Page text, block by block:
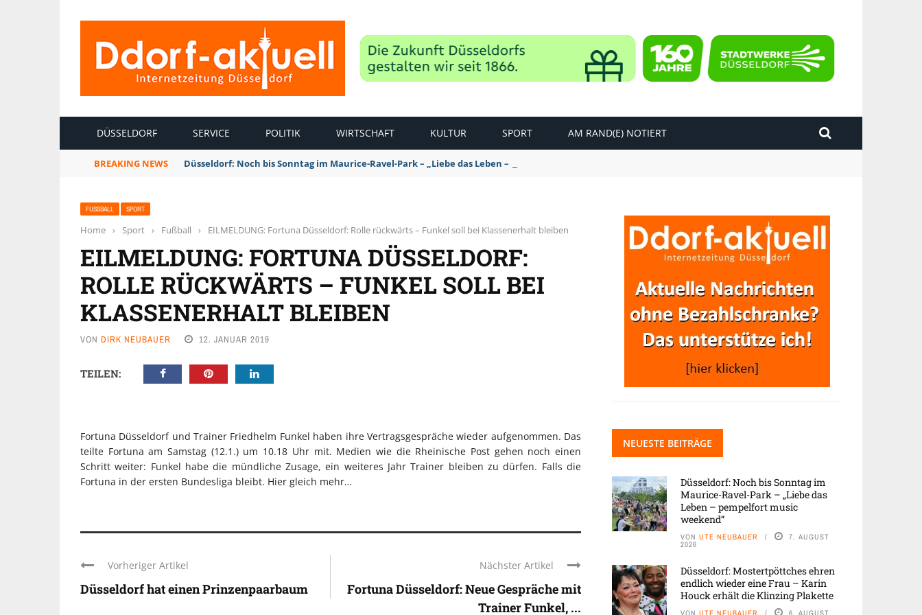
DÜSSELDORF SERVICE POLITIK WIRTSCHAFT KULTUR SPORT AM RAND(E) NOTIERT
BREAKING NEWS Düsseldorf: Noch bis Sonntag im Maurice-Ravel-Park – „Liebe das Leben – pempelfort music weekend“
FUSSBALL SPORT
Home › Sport › Fußball › EILMELDUNG: Fortuna Düsseldorf: Rolle rückwärts – Funkel soll bei Klassenerhalt bleiben
EILMELDUNG: FORTUNA DÜSSELDORF:
ROLLE RÜCKWÄRTS – FUNKEL SOLL BEI
KLASSENERHALT BLEIBEN
VON DIRK NEUBAUER 12. JANUAR 2019
TEILEN:
Fortuna Düsseldorf und Trainer Friedhelm Funkel haben ihre Vertragsgespräche wieder aufgenommen. Das
teilte Fortuna am Samstag (12.1.) um 10.18 Uhr mit. Medien wie die Rheinische Post gehen noch einen
Schritt weiter: Funkel habe die mündliche Zusage, ein weiteres Jahr Trainer bleiben zu dürfen. Falls die
Fortuna in der ersten Bundesliga bleibt. Hier gleich mehr…
Vorheriger Artikel
Düsseldorf hat einen Prinzenpaarbaum
Nächster Artikel
Fortuna Düsseldorf: Neue Gespräche mit
Trainer Funkel, ...
NEUESTE BEITRÄGE
Düsseldorf: Noch bis Sonntag im
Maurice-Ravel-Park – „Liebe das
Leben – pempelfort music
weekend“
VON UTE NEUBAUER 7. AUGUST
2026
Düsseldorf: Mostertpöttches ehren
endlich wieder eine Frau – Karin
Houck erhält die Klinzing Plakette
VON UTE NEUBAUER 6. AUGUST